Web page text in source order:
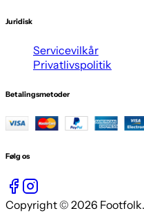
Juridisk
Servicevilkår
Privatlivspolitik
Betalingsmetoder
Følg os
Copyright © 2026